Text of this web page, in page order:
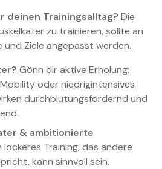
deinen Trainingsalltag? Die
zu trainieren, sollte an
und Ziele angepasst werden.
Gönn dir aktive Erholung:
oder niedrigintensives
durchblutungsfördernd und
& ambitionierte
lockeres Training, das andere
kann sinnvoll sein.